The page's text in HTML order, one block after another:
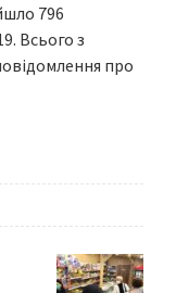
796
Всього з
про